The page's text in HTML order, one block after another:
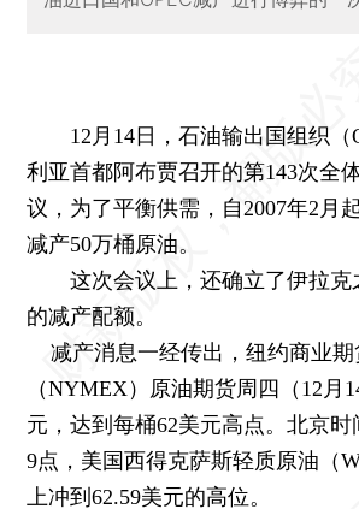
12月14日，石油输出国组织（
利亚首都阿布贾召开的第143次全
议，为了平衡供需，自2007年2月
减产50万桶原油。
这次会议上，还确立了伊拉克
的减产配额。
减产消息一经传出，纽约商业期
（NYMEX）原油期货周四（12月
元，达到每桶62美元高点。北京时
9点，美国西得克萨斯轻质原油（
上冲到62.59美元的高位。